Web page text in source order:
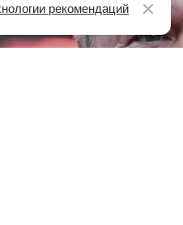
рекомендаций